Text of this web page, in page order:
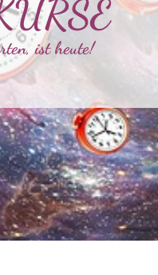
ist heute!